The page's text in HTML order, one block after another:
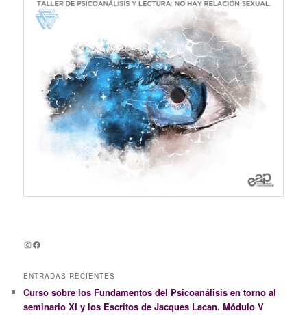
InstagramFacebook
ENTRADAS RECIENTES
Curso sobre los Fundamentos del Psicoanálisis en torno al
seminario XI y los Escritos de Jacques Lacan. Módulo V